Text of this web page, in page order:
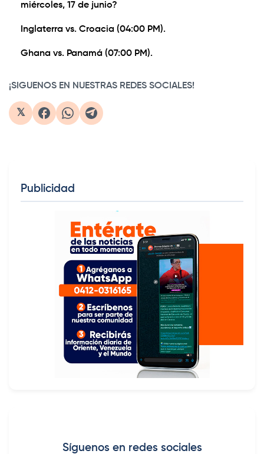
miércoles, 17 de junio?
Inglaterra vs. Croacia (04:00 PM).
Ghana vs. Panamá (07:00 PM).
¡SIGUENOS EN NUESTRAS REDES SOCIALES!
𝕏
Publicidad
Síguenos en redes sociales